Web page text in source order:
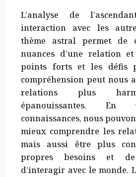
L’analyse de
interaction avec les
thème astral permet de
nuances d’une relation
points forts et les défis
compréhension peut nous
relations plus
épanouissantes. En
connaissances, nous
mieux comprendre les
mais aussi être plus
propres besoins et
d’interagir avec le monde.